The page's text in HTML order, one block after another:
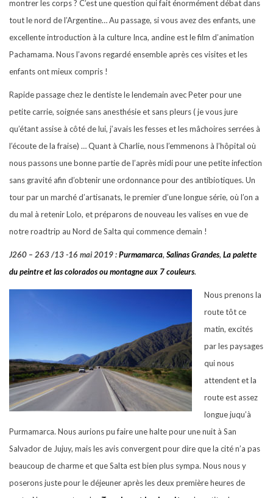
montrer les corps ? C’est une question qui fait énormément débat dans
tout le nord de l’Argentine… Au passage, si vous avez des enfants, une
excellente introduction à la culture Inca, andine est le film d’animation
Pachamama. Nous l’avons regardé ensemble après ces visites et les
enfants ont mieux compris !
Rapide passage chez le dentiste le lendemain avec Peter pour une
petite carrie, soignée sans anesthésie et sans pleurs ( je vous jure
qu’étant assise à côté de lui, j’avais les fesses et les mâchoires serrées à
l’écoute de la fraise) … Quant à Charlie, nous l’emmenons à l’hôpital où
nous passons une bonne partie de l’après midi pour une petite infection
sans gravité afin d’obtenir une ordonnance pour des antibiotiques. Un
tour par un marché d’artisanats, le premier d’une longue série, où l’on a
du mal à retenir Lolo, et préparons de nouveau les valises en vue de
notre roadtrip au Nord de Salta qui commence demain !
J260 – 263 /13 -16 mai 2019 :Purmamarca, Salinas Grandes, La palette
du peintre et las colorados ou montagne aux 7 couleurs.
Nous prenons la
route tôt ce
matin, excités
par les paysages
qui nous
attendent et la
route est assez
longue juqu’à
Purmamarca. Nous aurions pu faire une halte pour une nuit à San
Salvador de Jujuy, mais les avis convergent pour dire que la cité n’a pas
beaucoup de charme et que Salta est bien plus sympa. Nous nous y
poserons juste pour le déjeuner après les deux première heures de